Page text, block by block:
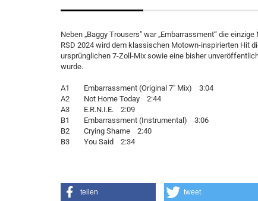
Neben „Baggy Trousers" war „Embarrassment“ die
RSD 2024 wird dem klassischen Motown-inspirierten Hit
ursprünglichen 7-Zoll-Mix sowie eine bisher
wurde.
A1 Embarrassment (Original 7" Mix) 3:04
A2 Not Home Today 2:44
A3 E.R.N.I.E. 2:09
B1 Embarrassment (Instrumental) 3:06
B2 Crying Shame 2:40
B3 You Said 2:34
teilen tweet